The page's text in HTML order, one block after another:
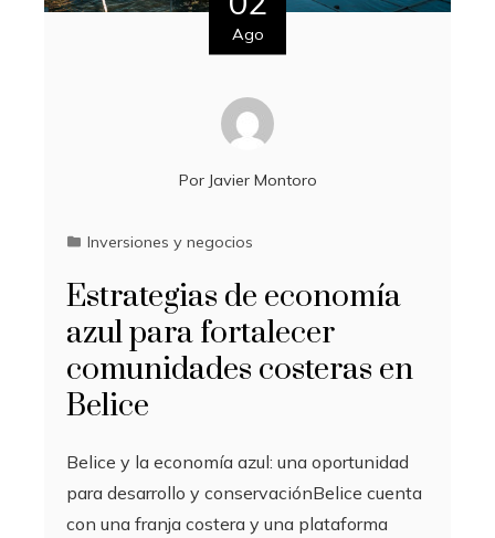
Ago
Por Javier Montoro
Inversiones y negocios
Estrategias de economía
azul para fortalecer
comunidades costeras en
Belice
Belice y la economía azul: una oportunidad
para desarrollo y conservaciónBelice cuenta
con una franja costera y una plataforma